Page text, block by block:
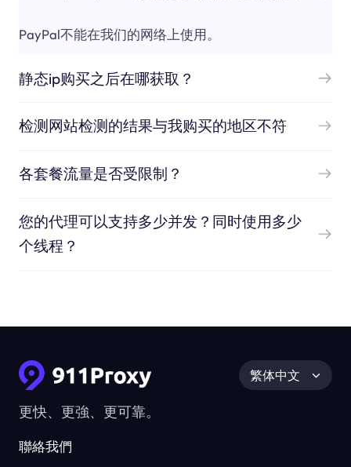
PayPal不能在我们的网络上使用。
静态ip购买之后在哪获取？
检测网站检测的结果与我购买的地区不符
各套餐流量是否受限制？
您的代理可以支持多少并发？同时使用多少
个线程？
更快、更強、更可靠。
聯絡我們
繁体中文